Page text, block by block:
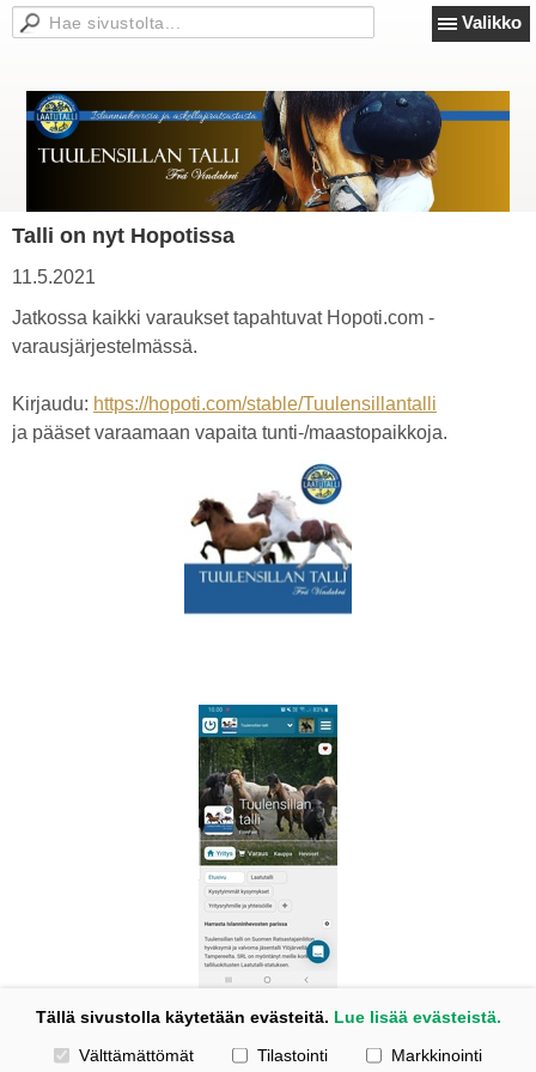
Valikko
Talli on nyt Hopotissa
11.5.2021
Jatkossa kaikki varaukset tapahtuvat Hopoti.com -
varausjärjestelmässä.
Kirjaudu: https://hopoti.com/stable/Tuulensillantalli
ja pääset varaamaan vapaita tunti-/maastopaikkoja.
Tällä sivustolla käytetään evästeitä. Lue lisää evästeistä.
Valitse käytettävät evästeet
Välttämättömät Tilastointi Markkinointi